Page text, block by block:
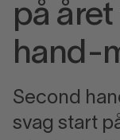
på
hand-
Second
svag start